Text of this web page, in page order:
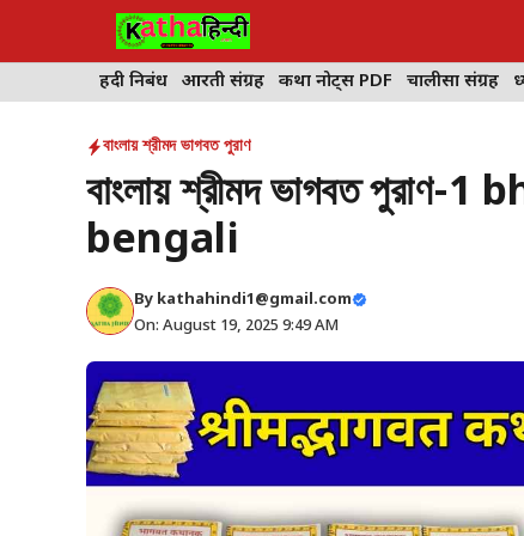
हिंदी निबंध आरती संग्रह कथा नोट्स PDF चालीसा संग्रह
বাংলায় শ্রীমদ ভাগবত পুরাণ
বাংলায় শ্রীমদ ভাগবত
bengali
By kathahindi1@gmail.com
On: August 19, 2025 9:49 AM